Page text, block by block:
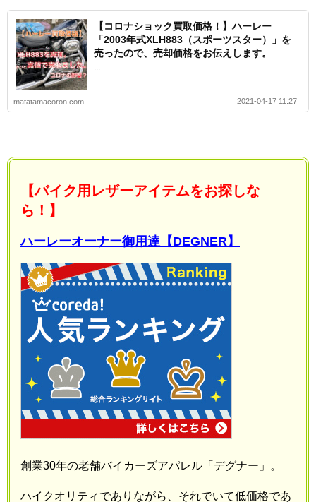
【コロナショック買取価格！】ハーレー
「2003年式XLH883（スポーツスター）」を
売ったので、売却価格をお伝えします。
matatamacoron.com 2021-04-17 11:27
【バイク用レザーアイテムをお探しな
ら！】
ハーレーオーナー御用達【DEGNER】
創業30年の老舗バイカーズアパレル「デグナー」。
ハイクオリティでありながら、それでいて低価格であ